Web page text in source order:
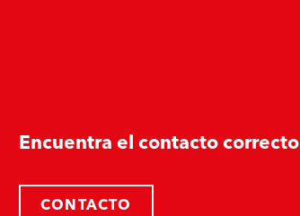
Encuentra el contacto correcto
CONTACTO